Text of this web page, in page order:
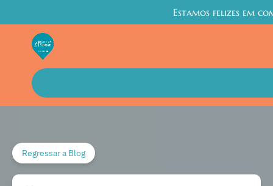
Estamos felizes em
Regressar a Blog